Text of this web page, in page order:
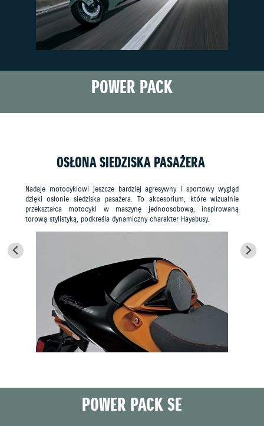
POWER PACK
OSŁONA SIEDZISKA PASAŻERA
Nadaje motocyklowi jeszcze bardziej agresywny i sportowy wygląd
dzięki osłonie siedziska pasażera. To akcesorium, które wizualnie
przekształca motocykl w maszynę jednoosobową, inspirowaną
torową stylistyką, podkreśla dynamiczny charakter Hayabusy.
POWER PACK SE